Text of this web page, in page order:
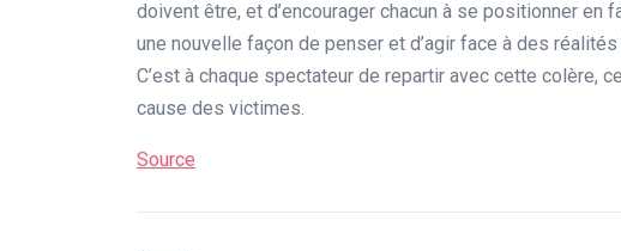
doivent être, et d’encourager chacun à se positionner
une nouvelle façon de penser et d’agir face à des
C’est à chaque spectateur de repartir avec cette colère,
cause des victimes.
Source